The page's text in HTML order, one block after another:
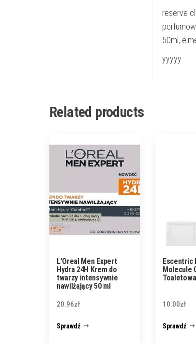
reserve
50ml,
yyyyy
Related products
L’Oreal Men Expert
Hydra 24H Krem do
twarzy intensywnie
nawilżający 50 ml
20.96zł
Sprawdź
Escentric
Molecule
10.00zł
Sprawdź